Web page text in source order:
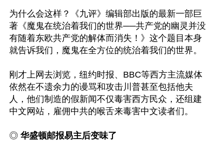
为什么会这样？《九评》编辑部出版的最新一部巨
著《魔鬼在统治着我们的世界──共产党的幽灵并没
有随着东欧共产党的解体而消失！》这个题目本身
就告诉我们，魔鬼在全方位的统治着我们的世界。
刚才上网去浏览，纽约时报、BBC等西方主流媒体
依然在不遗余力的谩骂和攻击川普甚至包括他夫
人，他们制造的假新闻不仅毒害西方民众，还组建
中文网站，雇佣中共的喉舌来毒害中文读者们。
◎ 华盛顿邮报易主后变味了